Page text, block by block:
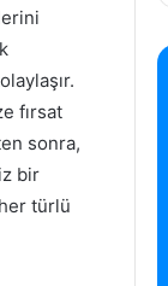
fırsat
sonra,
bir
türlü